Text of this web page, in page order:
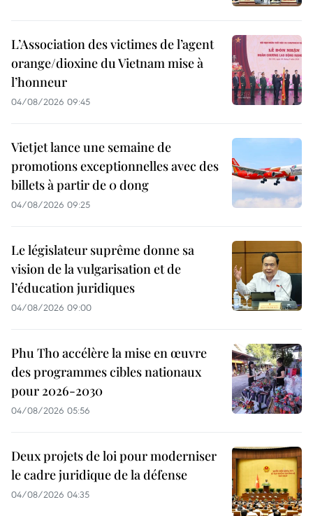
L’Association des victimes de l’agent
orange/dioxine du Vietnam mise à
l’honneur
04/08/2026 09:45
Vietjet lance une semaine de
promotions exceptionnelles avec des
billets à partir de 0 dong
04/08/2026 09:25
Le législateur suprême donne sa
vision de la vulgarisation et de
l’éducation juridiques
04/08/2026 09:00
Phu Tho accélère la mise en œuvre
des programmes cibles nationaux
pour 2026-2030
04/08/2026 05:56
Deux projets de loi pour moderniser
le cadre juridique de la défense
04/08/2026 04:35